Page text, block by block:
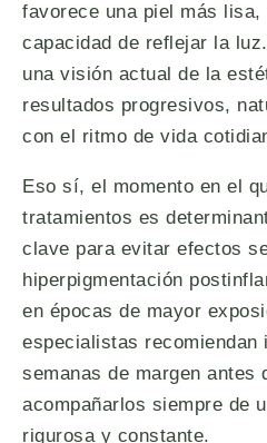
favorece una piel más
capacidad de reflejar la
una visión actual de la
resultados progresivos,
con el ritmo de vida
Eso sí, el momento en el
tratamientos es
clave para evitar efectos
hiperpigmentación
en épocas de mayor
especialistas
semanas de margen antes
acompañarlos siempre de
rigurosa y constante.